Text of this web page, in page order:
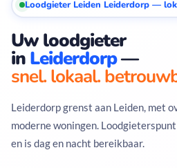
Loodgieter Leiden Leiderdorp —
Uw loodgieter
in Leiderdorp—
snel. lokaal.
Leiderdorp grenst aan Leiden, met
moderne woningen.
en is dag en nacht bereikbaar.